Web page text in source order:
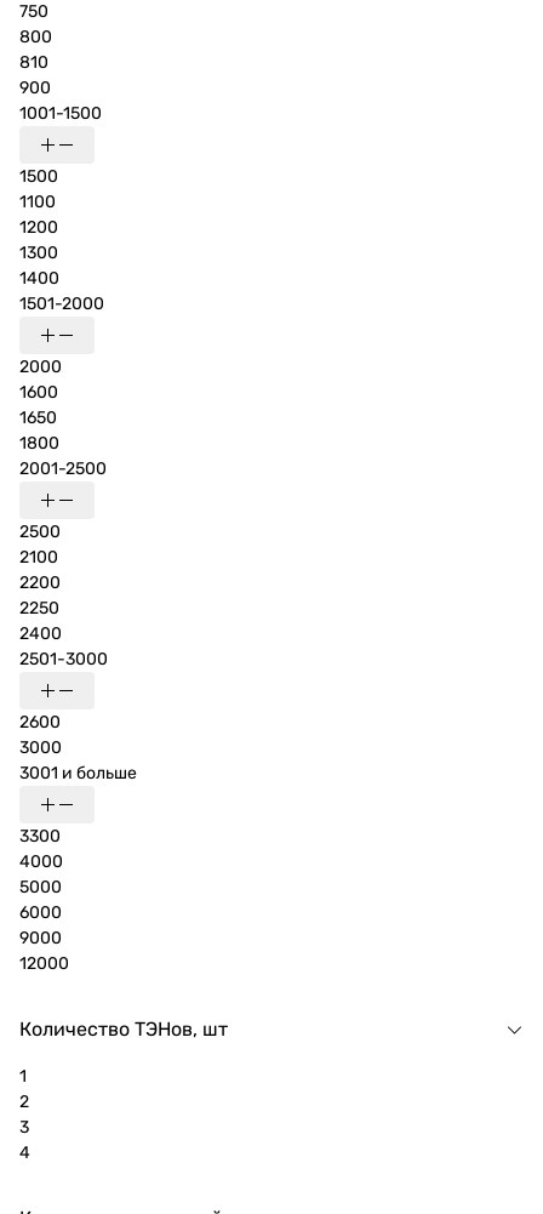
750
800
810
900
1001-1500
1500
1100
1200
1300
1400
1501-2000
2000
1600
1650
1800
2001-2500
2500
2100
2200
2250
2400
2501-3000
2600
3000
3001 и больше
3300
4000
5000
6000
9000
12000
Количество ТЭНов, шт
1
2
3
4